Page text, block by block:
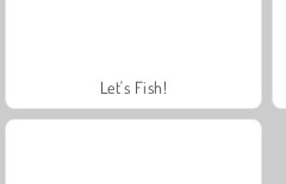
Let's Fish!